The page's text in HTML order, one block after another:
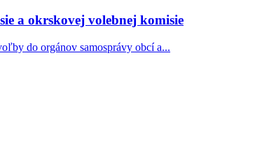
a okrskovej volebnej komisie
do orgánov samosprávy obcí a...